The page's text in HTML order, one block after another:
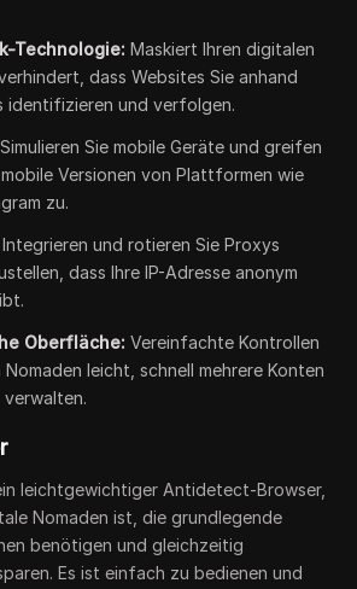
Technologie: Maskiert Ihren digitalen
dass Websites Sie anhand
identifizieren und verfolgen.
Simulieren Sie mobile Geräte und greifen
Versionen von Plattformen wie
zu.
Integrieren und rotieren Sie Proxys
dass Ihre IP-Adresse anonym
Oberfläche: Vereinfachte Kontrollen
leicht, schnell mehrere Konten
leichtgewichtiger Antidetect-Browser,
Nomaden ist, die grundlegende
benötigen und gleichzeitig
Es ist einfach zu bedienen und